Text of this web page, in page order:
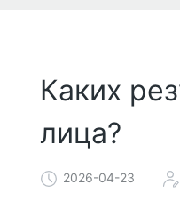
Каких
лица?
2026-04-23